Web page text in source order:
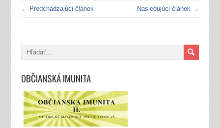
← Predchádzajúci článok Nasledujúci článok →
OBČIANSKÁ IMUNITA